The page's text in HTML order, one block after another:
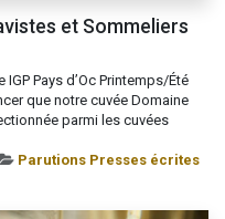
et Sommeliers
Pays d’Oc Printemps/Été
que notre cuvée Domaine
parmi les cuvées
Parutions Presses écrites